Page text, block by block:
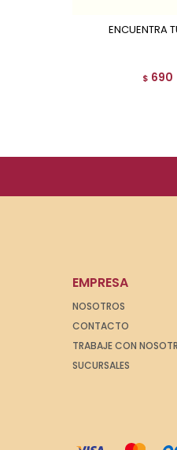
ENCUENTRA
$ 690
EMPRESA
NOSOTROS
CONTACTO
TRABAJE CON
SUCURSALES